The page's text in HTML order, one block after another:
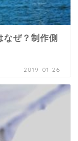
ぜ？制作側
2019-01-26